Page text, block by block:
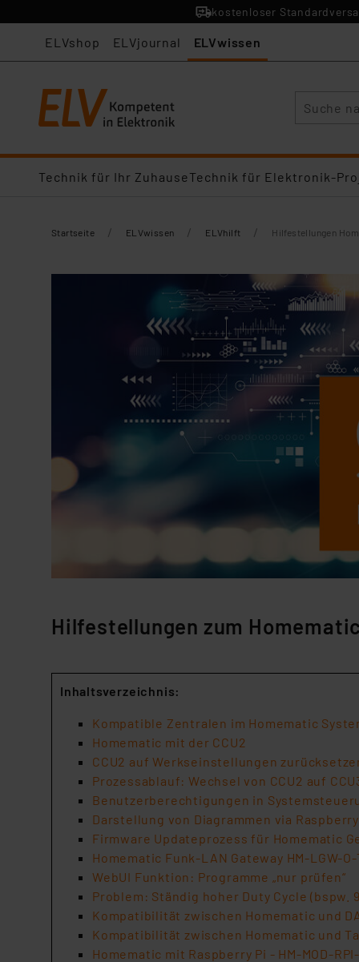
kostenloser
ELVshop ELVjournal ELVwissen
Technik für Ihr ZuhauseTechnik für Elektronik-
Startseite / ELVwissen / ELVhilft / Hilfestellungen
Hilfestellungen zum
Inhaltsverzeichnis:
Kompatible Zentralen im Homematic
Homematic mit der CCU2
CCU2 auf Werkseinstellungen
Prozessablauf: Wechsel von CCU2 auf
Benutzerberechtigungen in
Darstellung von Diagrammen via
Firmware Updateprozess für Homematic
Homematic Funk-LAN Gateway HM-LGW-
WebUI Funktion: Programme „nur prüfen“
Problem: Ständig hoher Duty Cycle (bspw.
Kompatibilität zwischen Homematic und
Kompatibilität zwischen Homematic und
Homematic mit Raspberry Pi - HM-MOD-